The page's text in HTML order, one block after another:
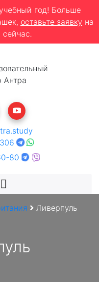
год! Больше
оставьте заявку на
сейчас.
Антра
306
80
Ливерпуль